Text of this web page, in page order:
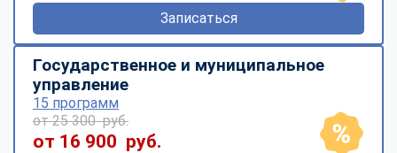
Записаться
Государственное и муниципальное
управление
15 программ
от 25 300 руб.
от 16 900 руб.